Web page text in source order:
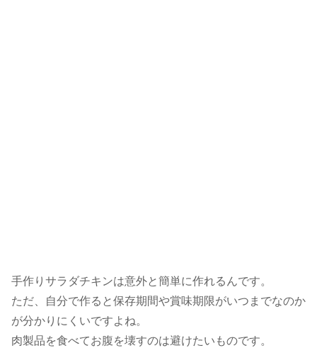
手作りサラダチキンは意外と簡単に作れるんです。
ただ、自分で作ると保存期間や賞味期限がいつまでなのか
が分かりにくいですよね。
肉製品を食べてお腹を壊すのは避けたいものです。